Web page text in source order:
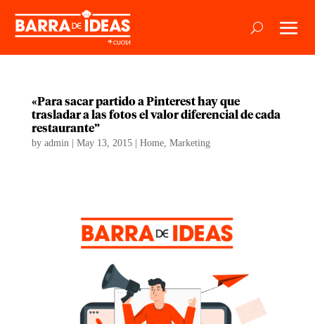
«Para sacar partido a Pinterest hay que
trasladar a las fotos el valor diferencial de cada
restaurante”
by admin| May 13, 2015| Home, Marketing